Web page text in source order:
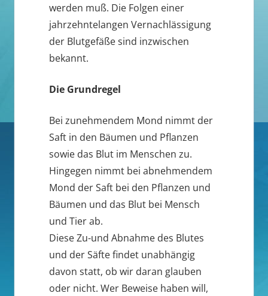
werden muß. Die Folgen einer
jahrzehntelangen Vernachlässigung
der Blutgefäße sind inzwischen
bekannt.
Die Grundregel
Bei zunehmendem Mond nimmt der
Saft in den Bäumen und Pflanzen
sowie das Blut im Menschen zu.
Hingegen nimmt bei abnehmendem
Mond der Saft bei den Pflanzen und
Bäumen und das Blut bei Mensch
und Tier ab.
Diese Zu-und Abnahme des Blutes
und der Säfte findet unabhängig
davon statt, ob wir daran glauben
oder nicht. Wer Beweise haben will,